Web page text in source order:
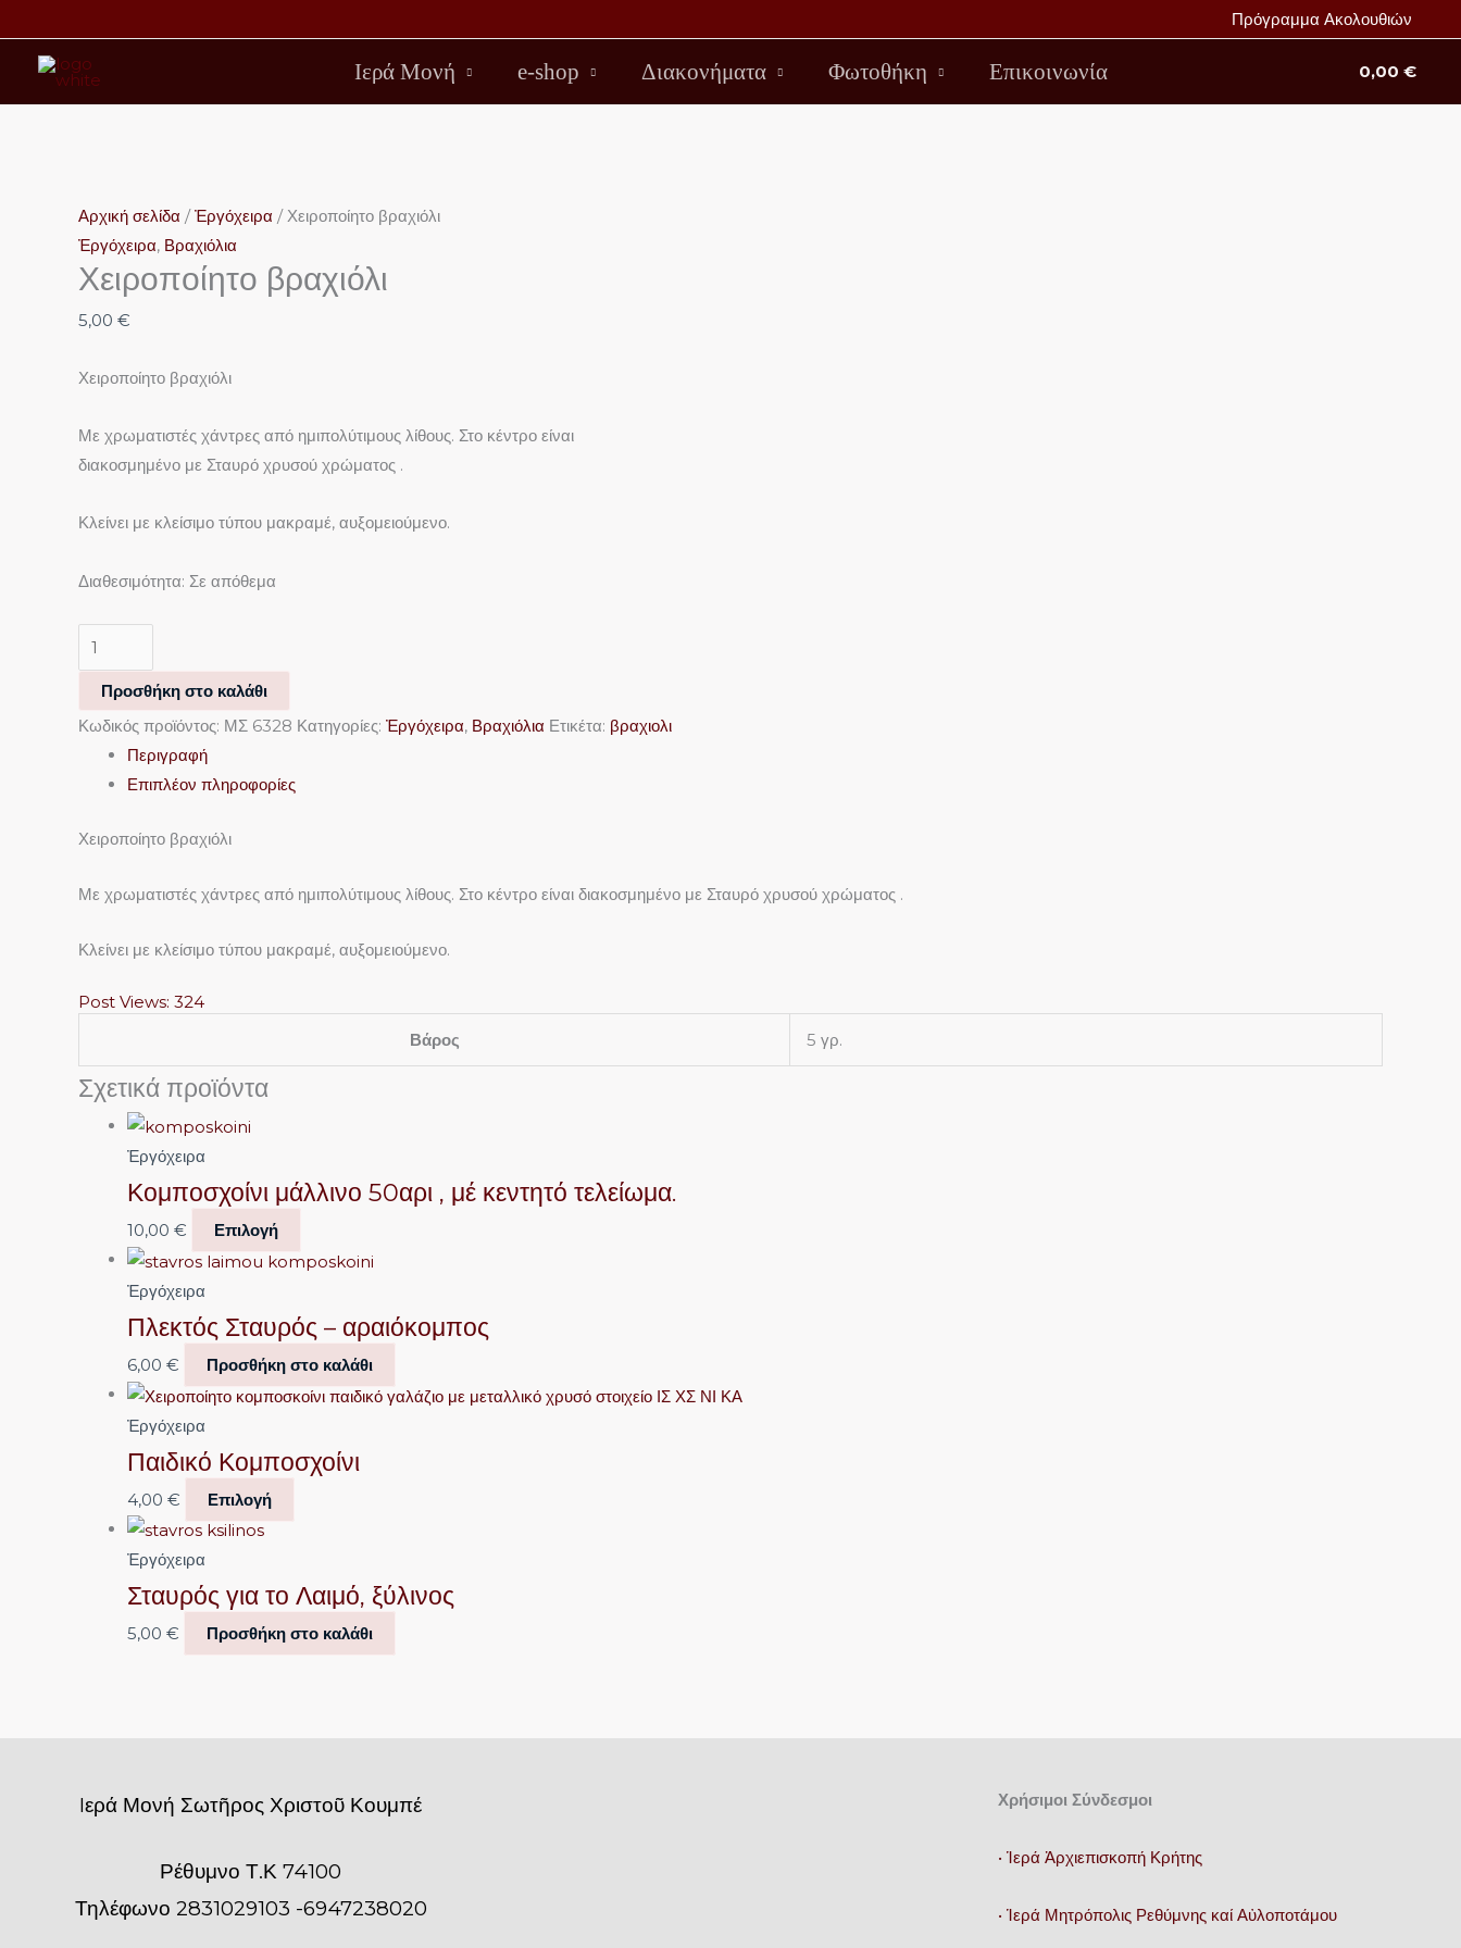
στο
περιεχόμενο
Πρόγραμμα Ακολουθιών
Ιερά Μονή e-shop Διακονήματα Φωτοθήκη Επικοινωνία 0,00 €
Αρχική σελίδα /Ἐργόχειρα / Χειροποίητο βραχιόλι
Ἐργόχειρα, Βραχιόλια
Χειροποίητο βραχιόλι
5,00 €
Χειροποίητο βραχιόλι
Με χρωματιστές χάντρες από ημιπολύτιμους λίθους. Στο κέντρο είναι
διακοσμημένο με Σταυρό χρυσού χρώματος .
Κλείνει με κλείσιμο τύπου μακραμέ, αυξομειούμενο.
Διαθεσιμότητα: Σε απόθεμα
βραχιόλι
ποσότητα
Προσθήκη στο καλάθι
Κωδικός προϊόντος: ΜΣ 6328 Κατηγορίες: Ἐργόχειρα, Βραχιόλια Ετικέτα: βραχιολι
Περιγραφή
Επιπλέον πληροφορίες
Χειροποίητο βραχιόλι
Με χρωματιστές χάντρες από ημιπολύτιμους λίθους. Στο κέντρο είναι διακοσμημένο με Σταυρό χρυσού χρώματος .
Κλείνει με κλείσιμο τύπου μακραμέ, αυξομειούμενο.
Post Views: 324
Βάρος
5 γρ.
Σχετικά προϊόντα
Ἐργόχειρα
Κομποσχοίνι μάλλινο 50αρι , μέ κεντητό τελείωμα.
10,00 € Επιλογή
το
έχει
πολλαπλές
να
επιλεγούν
σελίδα
Ἐργόχειρα
Πλεκτός Σταυρός – αραιόκομπος
6,00 € Προσθήκη στο καλάθι
Ἐργόχειρα
Παιδικό Κομποσχοίνι
4,00 € Επιλογή
το
έχει
πολλαπλές
να
επιλεγούν
σελίδα
Ἐργόχειρα
Σταυρός για το Λαιμό, ξύλινος
5,00 € Προσθήκη στο καλάθι
Iερά Μονή Σωτῆρος Χριστοῦ Κουμπέ
Ρέθυμνο Τ.Κ 74100
Τηλέφωνο 2831029103 -6947238020
Χρήσιμοι Σύνδεσμοι
• Ἱερά Ἀρχιεπισκοπή Κρήτης
• Ἱερά Μητρόπολις Ρεθύμνης καί Αὐλοποτάμου